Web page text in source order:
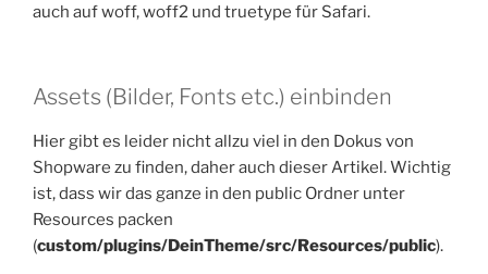
auch auf woff, woff2 und truetype für Safari.
Assets (Bilder, Fonts etc.) einbinden
Hier gibt es leider nicht allzu viel in den Dokus von
Shopware zu finden, daher auch dieser Artikel. Wichtig
ist, dass wir das ganze in den public Ordner unter
Resources packen
(custom/plugins/DeinTheme/src/Resources/public).